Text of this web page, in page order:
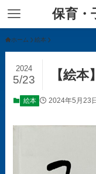
保育・
ホーム 絵本
【絵
2024
5/23
絵本 2024年5月23